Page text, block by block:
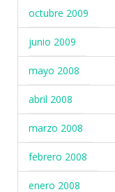
octubre 2009
junio 2009
mayo 2008
abril 2008
marzo 2008
febrero 2008
enero 2008